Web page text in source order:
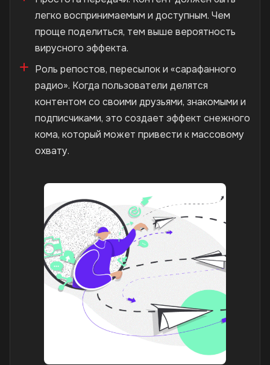
легко воспринимаемым и доступным. Чем
проще поделиться, тем выше вероятность
вирусного эффекта.
Роль репостов, пересылок и «сарафанного
радио». Когда пользователи делятся
контентом со своими друзьями, знакомыми и
подписчиками, это создает эффект снежного
кома, который может привести к массовому
охвату.